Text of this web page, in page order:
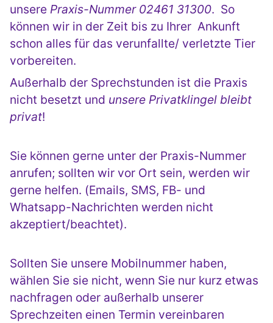
unsere Praxis-Nummer 02461 31300. So
können wir in der Zeit bis zu Ihrer Ankunft
schon alles für das verunfallte/ verletzte Tier
vorbereiten.
Außerhalb der Sprechstunden ist die Praxis
nicht besetzt und unsere Privatklingel bleibt
privat!
Sie können gerne unter der Praxis-Nummer
anrufen; sollten wir vor Ort sein, werden wir
gerne helfen. (Emails, SMS, FB- und
Whatsapp-Nachrichten werden nicht
akzeptiert/beachtet).
Sollten Sie unsere Mobilnummer haben,
wählen Sie sie nicht, wenn Sie nur kurz etwas
nachfragen oder außerhalb unserer
Sprechzeiten einen Termin vereinbaren